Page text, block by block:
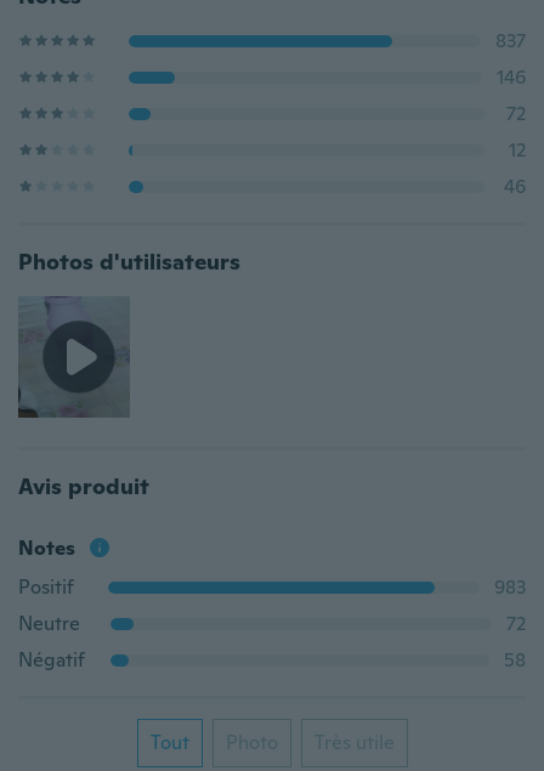
837
146
72
12
46
Photos d'utilisateurs
Avis produit
Notes
Positif
983
Neutre
72
Négatif
58
Tout Photo Très utile